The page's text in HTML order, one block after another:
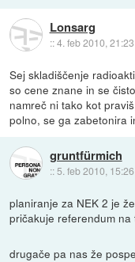
Lonsarg
::4. feb 2010, 21:23
Sej skladiščenje
so cene znane in se
namreč ni tako kot
polno, se ga zabetonira
gruntfürmich
:: 5. feb 2010, 15:26
planiranje za NEK 2 je
pričakuje referendum na
drugače pa nas že